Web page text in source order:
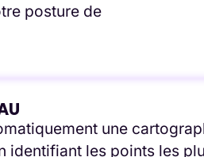
posture de
une
identifiant les points les